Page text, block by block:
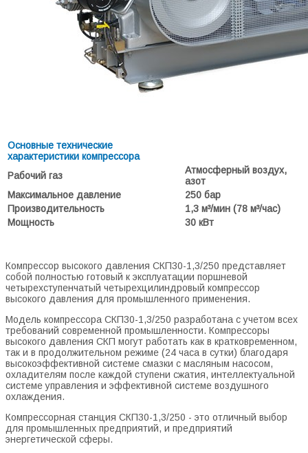
Основные технические
характеристики компрессора
Рабочий газ
Атмосферный воздух,
азот
Максимальное давление
250 бар
Производительность
1,3 м³/мин (78 м³/час)
Мощность
30 кВт
Компрессор высокого давления СКП30-1,3/250 представляет
собой полностью готовый к эксплуатации поршневой
четырехступенчатый четырехцилиндровый компрессор
высокого давления для промышленного применения.
Модель компрессора СКП30-1,3/250 разработана с учетом всех
требований современной промышленности. Компрессоры
высокого давления СКП могут работать как в кратковременном,
так и в продолжительном режиме (24 часа в сутки) благодаря
высокоэффективной системе смазки с масляным насосом,
охладителям после каждой ступени сжатия, интеллектуальной
системе управления и эффективной системе воздушного
охлаждения.
Компрессорная станция СКП30-1,3/250 - это отличный выбор
для промышленных предприятий, и предприятий
энергетической сферы.